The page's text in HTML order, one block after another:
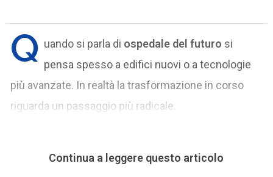
Q uando si parla di ospedale del futuro si
pensa spesso a edifici nuovi o a tecnologie
più avanzate. In realtà la trasformazione in corso
riguarda un passaggio più radicale.
Continua a leggere questo articolo